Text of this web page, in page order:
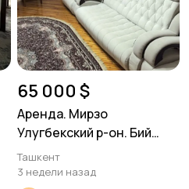
65 000 $
Аренда. Мирзо
Улугбекский р-он. Бий
Генерал Петрова. 3/4/4
75м²
Ташкент
3 недели назад